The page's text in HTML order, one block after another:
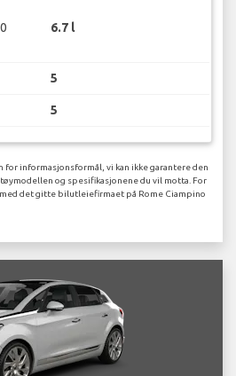
6.7 l
5
5
for informasjonsformål, vi kan ikke garantere den
og spesifikasjonene du vil motta. For
det gitte bilutleiefirmaet på Rome Ciampino